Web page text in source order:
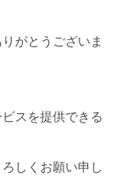
がとうございま
スを提供できる
しくお願い申し